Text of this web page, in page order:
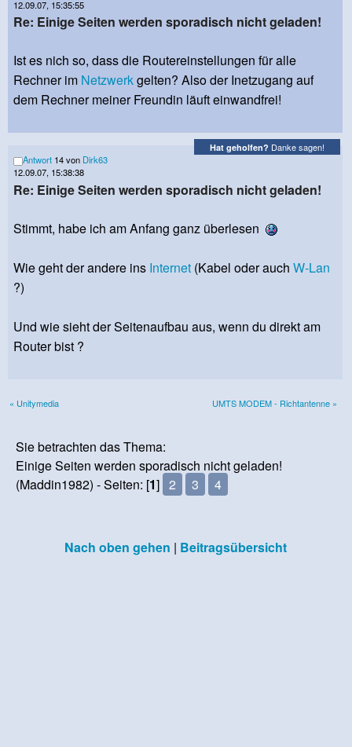
12.09.07, 15:35:55
Re: Einige Seiten werden sporadisch nicht geladen!
Ist es nich so, dass die Routereinstellungen für alle
Rechner im Netzwerkgelten? Also der Inetzugang auf
dem Rechner meiner Freundin läuft einwandfrei!
Hat geholfen? Danke sagen!
Antwort 14 von Dirk63
12.09.07, 15:38:38
Re: Einige Seiten werden sporadisch nicht geladen!
Stimmt, habe ich am Anfang ganz überlesen
Wie geht der andere ins Internet (Kabel oder auch W-Lan
?)
Und wie sieht der Seitenaufbau aus, wenn du direkt am
Router bist ?
« Unitymedia UMTS MODEM - Richtantenne »
Sie betrachten das Thema:
Einige Seiten werden sporadisch nicht geladen!
(Maddin1982) - Seiten: [1] 2 3 4
Nach oben gehen | Beitragsübersicht